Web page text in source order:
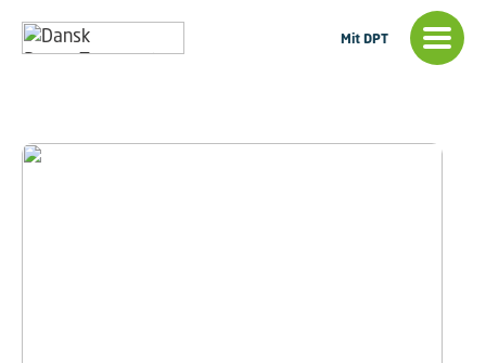
Mit DPT